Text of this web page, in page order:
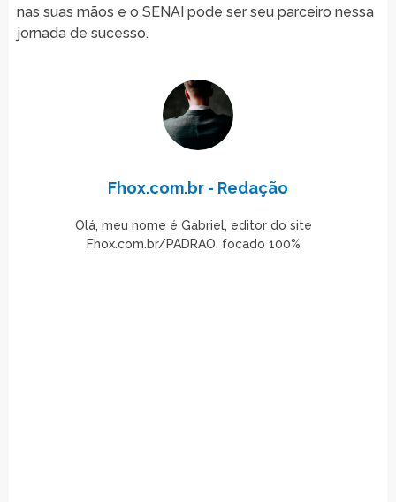
nas suas mãos e o SENAI pode ser seu parceiro nessa
jornada de sucesso.
Fhox.com.br - Redação
Olá, meu nome é Gabriel, editor do site
Fhox.com.br/PADRAO, focado 100%